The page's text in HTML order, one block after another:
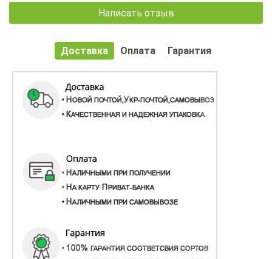
Написать отзыв
Доставка Оплата Гарантия